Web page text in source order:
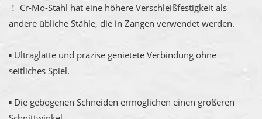
！ Cr-Mo-Stahl hat eine höhere Verschleißfestigkeit als
andere übliche Stähle, die in Zangen verwendet werden.
▪ Ultraglatte und präzise genietete Verbindung ohne
seitliches Spiel.
▪ Die gebogenen Schneiden ermöglichen einen größeren